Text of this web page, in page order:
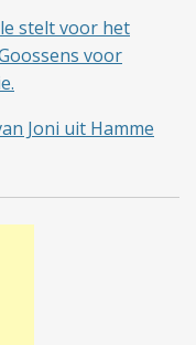
stelt voor het
voor
Joni uit Hamme